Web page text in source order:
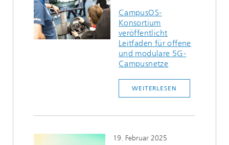
CampusOS-
Konsortium
veröffentlicht
Leitfaden für offene
und modulare 5G-
Campusnetze
WEITERLESEN
19. Februar 2025